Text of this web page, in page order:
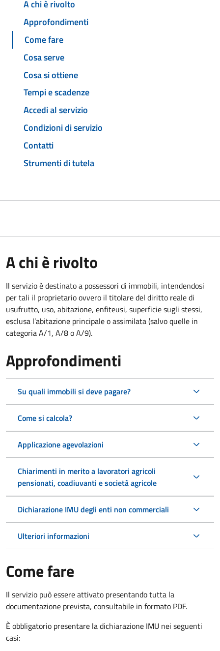
A chi è rivolto
Approfondimenti
Come fare
Cosa serve
Cosa si ottiene
Tempi e scadenze
Accedi al servizio
Condizioni di servizio
Contatti
Strumenti di tutela
A chi è rivolto
Il servizio è destinato a possessori di immobili, intendendosi
per tali il proprietario ovvero il titolare del diritto reale di
usufrutto, uso, abitazione, enfiteusi, superficie sugli stessi,
esclusa l’abitazione principale o assimilata (salvo quelle in
categoria A/1, A/8 o A/9).
Approfondimenti
Su quali immobili si deve pagare?
Come si calcola?
Applicazione agevolazioni
Chiarimenti in merito a lavoratori agricoli
pensionati, coadiuvanti e società agricole
Dichiarazione IMU degli enti non commerciali
Ulteriori informazioni
Come fare
Il servizio può essere attivato presentando tutta la
documentazione prevista, consultabile in formato PDF.
È obbligatorio presentare la dichiarazione IMU nei seguenti
casi: